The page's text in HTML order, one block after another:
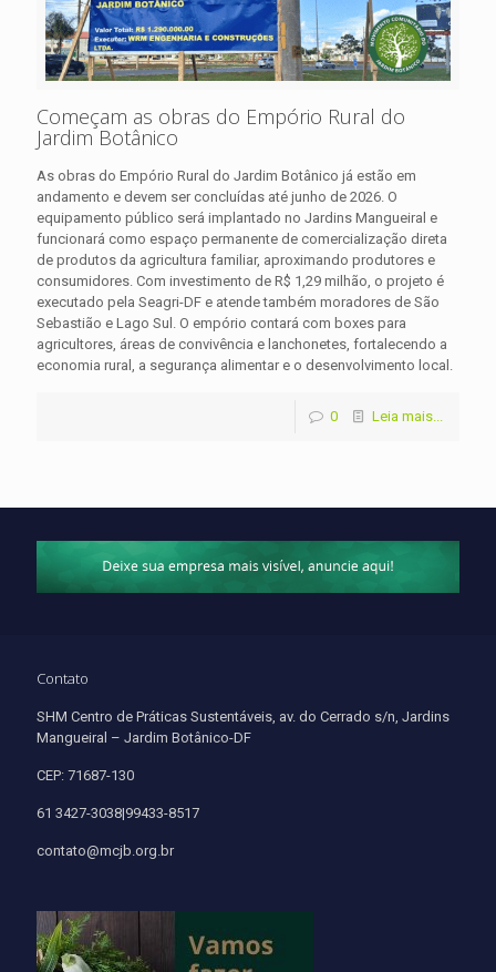
Começam as obras do Empório Rural do
Jardim Botânico
As obras do Empório Rural do Jardim Botânico já estão em
andamento e devem ser concluídas até junho de 2026. O
equipamento público será implantado no Jardins Mangueiral e
funcionará como espaço permanente de comercialização direta
de produtos da agricultura familiar, aproximando produtores e
consumidores. Com investimento de R$ 1,29 milhão, o projeto é
executado pela Seagri-DF e atende também moradores de São
Sebastião e Lago Sul. O empório contará com boxes para
agricultores, áreas de convivência e lanchonetes, fortalecendo a
economia rural, a segurança alimentar e o desenvolvimento local.
0 Leia mais...
Contato
SHM Centro de Práticas Sustentáveis, av. do Cerrado s/n, Jardins
Mangueiral – Jardim Botânico-DF
CEP: 71687-130
61 3427-3038|99433-8517
contato@mcjb.org.br